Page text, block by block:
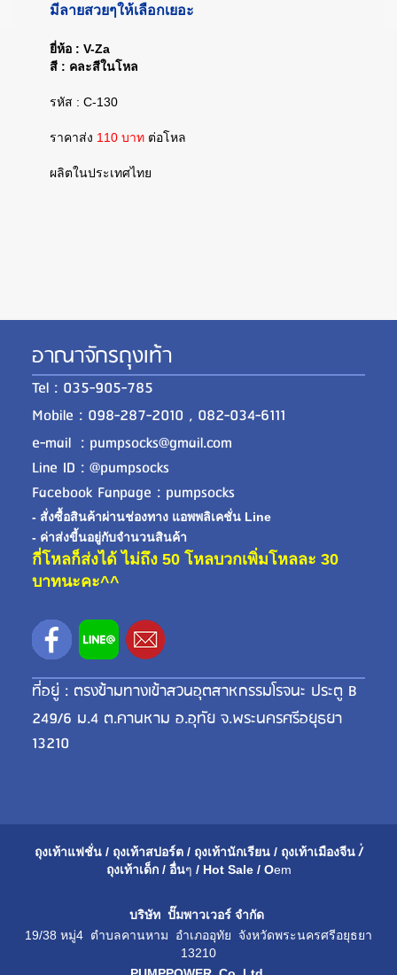
มีลายสวยๆให้เลือกเยอะ
ยี่ห้อ : V-Za
สี : คละสีในโหล
รหัส : C-130
ราคาส่ง 110 บาท ต่อโหล
ผลิตในประเทศไทย
อาณาจักรถุงเท้า
Tel : 035-905-785
Mobile : 098-287-2010 , 082-034-6111
e-mail : pumpsocks@gmail.com
Line ID : @pumpsocks
Facebook Fanpage : pumpsocks
- สั่งซื้อสินค้าผ่านช่องทาง แอพพลิเคชั่น Line
- ค่าส่งขี้นอยู่กับจำนวนสินค้า
กี่โหลก็ส่งได้ ไม่ถึง 50 โหลบวกเพิ่มโหลละ 30
บาทนะคะ^^
ที่อยู่ : ตรงข้ามทางเข้าสวนอุตสาหกรรมโรจนะ ประตู B
249/6 ม.4 ต.คานหาม อ.อุทัย จ.พระนครศรีอยุธยา
13210
ถุงเท้าแฟชั่น / ถุงเท้าสปอร์ต / ถุงเท้านักเรียน / ถุงเท้าเมืองจีน /่
ถุงเท้าเด็ก / อื่นๆ / Hot Sale / Oem
บริษัท ปั๊มพาวเวอร์ จำกัด
19/38 หมู่4 ตำบลคานหาม อำเภออุทัย จังหวัดพระนครศรีอยุธยา
13210